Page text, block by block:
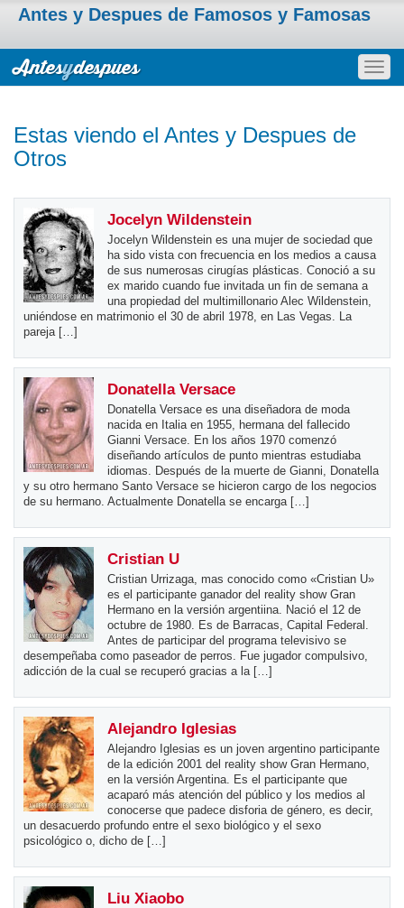
Antes y Despues de Famosos y Famosas
Estas viendo el Antes y Despues de
Otros
Jocelyn Wildenstein
Jocelyn Wildenstein es una mujer de sociedad que
ha sido vista con frecuencia en los medios a causa
de sus numerosas cirugías plásticas. Conoció a su
ex marido cuando fue invitada un fin de semana a
una propiedad del multimillonario Alec Wildenstein,
uniéndose en matrimonio el 30 de abril 1978, en Las Vegas. La
pareja […]
Donatella Versace
Donatella Versace es una diseñadora de moda
nacida en Italia en 1955, hermana del fallecido
Gianni Versace. En los años 1970 comenzó
diseñando artículos de punto mientras estudiaba
idiomas. Después de la muerte de Gianni, Donatella
y su otro hermano Santo Versace se hicieron cargo de los negocios
de su hermano. Actualmente Donatella se encarga […]
Cristian U
Cristian Urrizaga, mas conocido como «Cristian U»
es el participante ganador del reality show Gran
Hermano en la versión argentiina. Nació el 12 de
octubre de 1980. Es de Barracas, Capital Federal.
Antes de participar del programa televisivo se
desempeñaba como paseador de perros. Fue jugador compulsivo,
adicción de la cual se recuperó gracias a la […]
Alejandro Iglesias
Alejandro Iglesias es un joven argentino participante
de la edición 2001 del reality show Gran Hermano,
en la versión Argentina. Es el participante que
acaparó más atención del público y los medios al
conocerse que padece disforia de género, es decir,
un desacuerdo profundo entre el sexo biológico y el sexo
psicológico o, dicho de […]
Liu Xiaobo